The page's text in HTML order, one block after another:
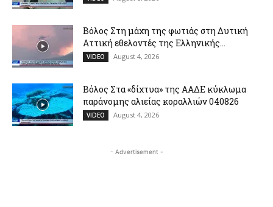
Βόλος Στη μάχη της φωτιάς στη Δυτική
Αττική εθελοντές της Ελληνικής...
VIDEO August 4, 2026
Βόλος Στα «δίχτυα» της ΑΑΔΕ κύκλωμα
παράνομης αλιείας κοραλλιών 040826
VIDEO August 4, 2026
- Advertisement -